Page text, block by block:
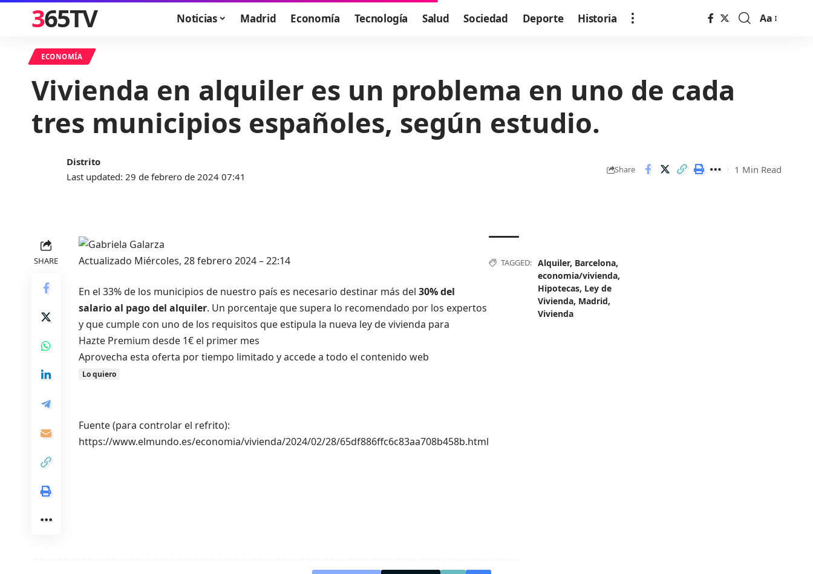
365TV Noticias Madrid Economía Tecnología Salud Sociedad Deporte Historia
Font
Aa
ECONOMÍA
Vivienda en alquiler es un problema en uno de cada
tres municipios españoles, según estudio.
Last updated: 29 de febrero de 2024 07:41
Distrito
Share 1 Min Read
SHARE Actualizado Miércoles, 28 febrero 2024 –22:14
En el 33% de los municipios de nuestro país es necesario destinar más del 30% del
salario al pago del alquiler. Un porcentaje que supera lo recomendado por los expertos
y que cumple con uno de los requisitos que estipula la nueva ley de vivienda para
Hazte Premium desde 1€ el primer mes
Aprovecha esta oferta por tiempo limitado y accede a todo el contenido web
Lo quiero
Fuente (para controlar el refrito):
https://www.elmundo.es/economia/vivienda/2024/02/28/65df886ffc6c83aa708b458b.html
TAGGED: Alquiler, Barcelona,
economia/vivienda,
Hipotecas, Ley de
Vivienda, Madrid,
Vivienda